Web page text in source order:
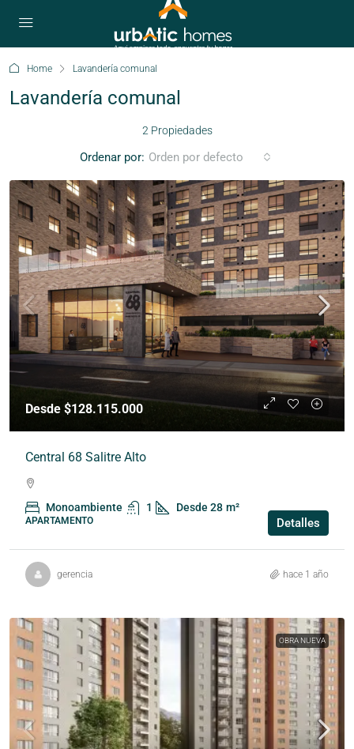
Home Lavandería comunal
Lavandería comunal
2 Propiedades
Ordenar por: Orden por defecto
Desde $128.115.000
Central 68 Salitre Alto
Monoambiente 1 Desde 28 m²
APARTAMENTO Detalles
gerencia hace 1 año
OBRA NUEVA